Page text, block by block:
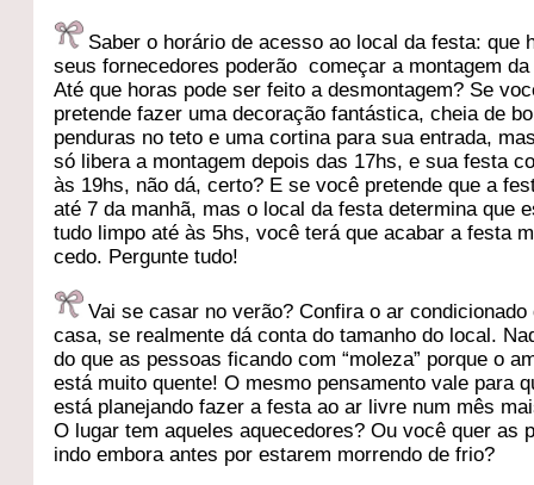
Saber o horário de acesso ao local da festa: que
seus fornecedores poderão começar a montagem
Até que horas pode ser feito a desmontagem? Se
pretende fazer uma decoração fantástica, cheia de
penduras no teto e uma cortina para sua entrada,
só libera a montagem depois das 17hs, e sua festa
às 19hs, não dá, certo? E se você pretende que a
até 7 da manhã, mas o local da festa determina que
tudo limpo até às 5hs, você terá que acabar a festa
cedo. Pergunte tudo!
Vai se casar no verão? Confira o ar condicionado
casa, se realmente dá conta do tamanho do local.
do que as pessoas ficando com “moleza” porque o
está muito quente! O mesmo pensamento vale para
está planejando fazer a festa ao ar livre num mês
O lugar tem aqueles aquecedores? Ou você quer as
indo embora antes por estarem morrendo de frio?